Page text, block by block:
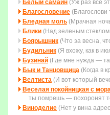
Белый самайн (Уж раз все
Благословение (Благослови
Бледная моль (Мрачная
Блики (Над зеленым
Боярышник (Что за весна,
Будильник (Я вхожу, как в
Бузинай (Где мне нужда —
Бык и Танцовщица (Когда в
Велтиста (И вот который
Веселая покойницкая с
ты помpешь — похоpонят
Виноделие (Нет у вина